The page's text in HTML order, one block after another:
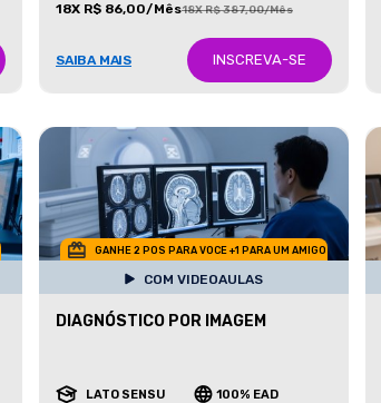
18X R$ 86,00/Mês18X R$ 387,00/Mês
SAIBA MAIS INSCREVA-SE
GANHE 2 POS PARA VOCE +1 PARA UM AMIGO
COM VIDEOAULAS
DIAGNÓSTICO POR IMAGEM
LATO SENSU 100% EAD